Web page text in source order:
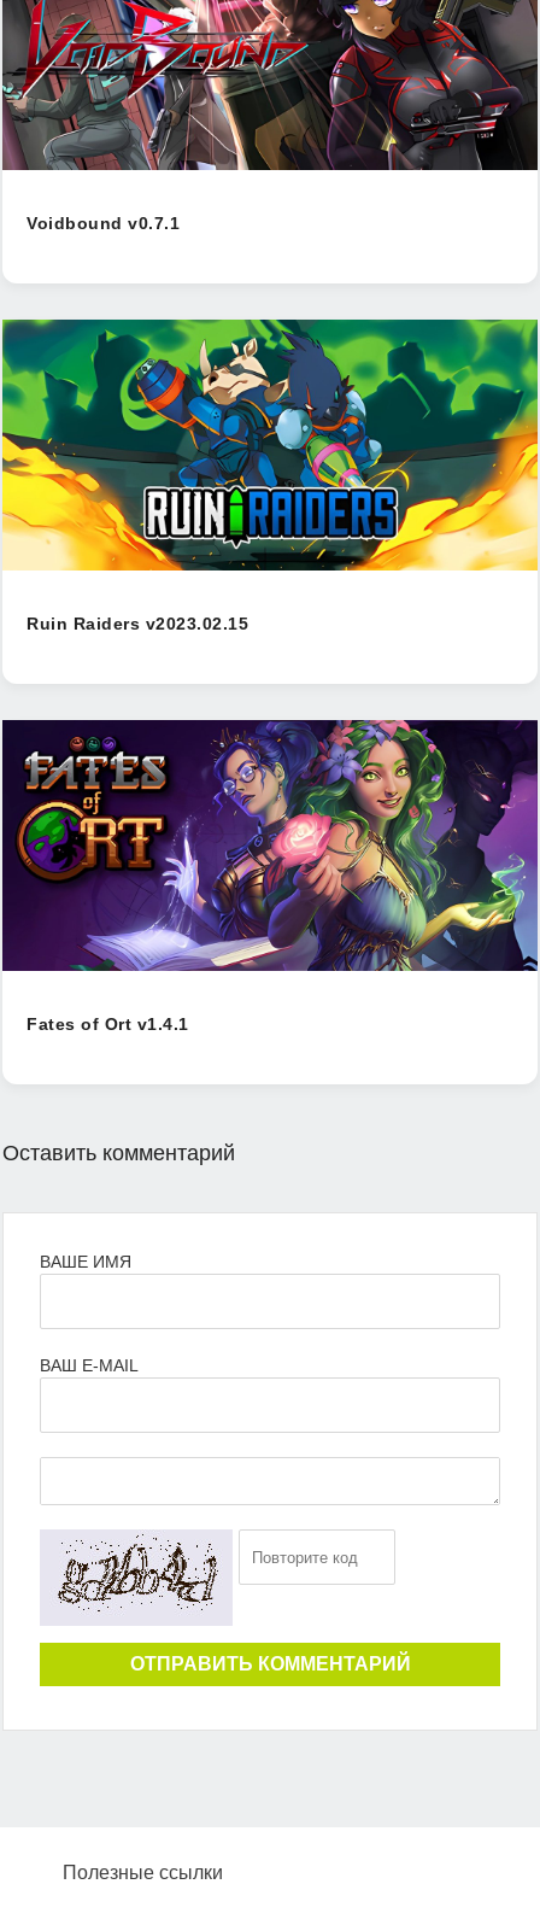
Voidbound v0.7.1
Ruin Raiders v2023.02.15
Fates of Ort v1.4.1
Оставить комментарий
ВАШЕ ИМЯ
ВАШ E-MAIL
ОТПРАВИТЬ КОММЕНТАРИЙ
Полезные ссылки